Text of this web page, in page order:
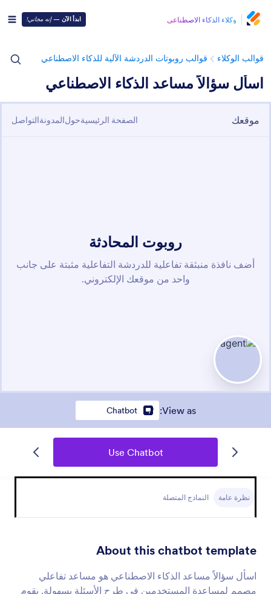
وكلاء الذكاء الاصطناعي ابدأ الآن —إنه مجاني!
قوالب الوكلاء قوالب روبوتات الدردشة الآلية للذكاء الاصطناعي
اسأل سؤالاً مساعد الذكاء الاصطناعي
View as
:
Chatbot
Use Chatbot
نظرة عامة النماذج المتصلة
About this chatbot template
اسأل سؤالاً مساعد الذكاء الاصطناعي هو مساعد تفاعلي
مصمم لمساعدة المستخدمين في طرح الأسئلة بسهولة. يقوم